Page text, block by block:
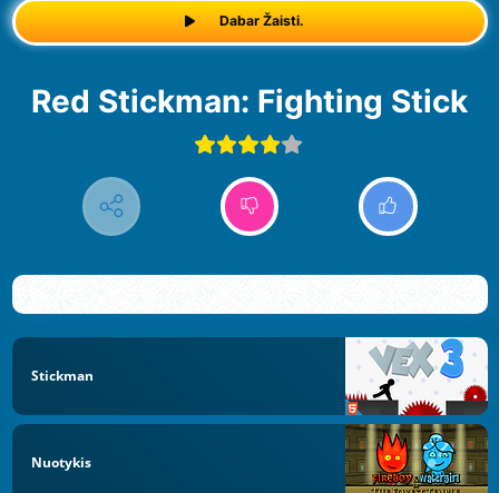
Dabar Žaisti.
Red Stickman: Fighting Stick
Stickman
Nuotykis